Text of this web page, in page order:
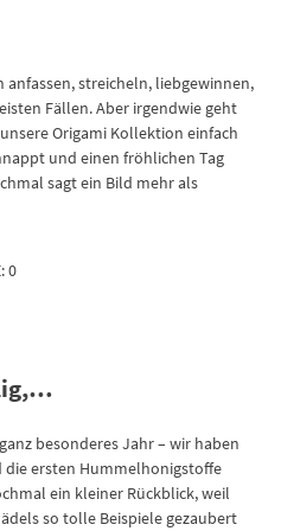
streicheln, liebgewinnen,
Fällen. Aber irgendwie geht
Origami Kollektion einfach
und einen fröhlichen Tag
sagt ein Bild mehr als
0
besonderes Jahr – wir haben
ersten Hummelhonigstoffe
ein kleiner Rückblick, weil
so tolle Beispiele gezaubert